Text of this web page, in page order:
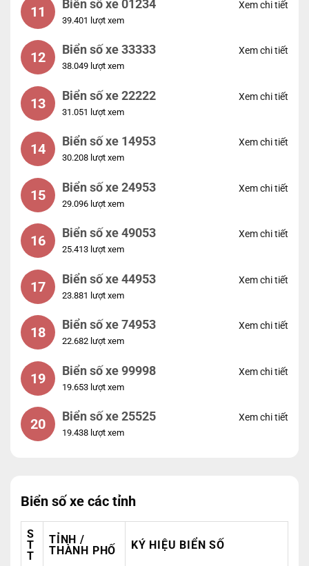
11 Biển số xe 01234
39.401 lượt xem
Xem chi tiết
12 Biển số xe 33333
38.049 lượt xem
Xem chi tiết
13 Biển số xe 22222
31.051 lượt xem
Xem chi tiết
14 Biển số xe 14953
30.208 lượt xem
Xem chi tiết
15 Biển số xe 24953
29.096 lượt xem
Xem chi tiết
16 Biển số xe 49053
25.413 lượt xem
Xem chi tiết
17 Biển số xe 44953
23.881 lượt xem
Xem chi tiết
18 Biển số xe 74953
22.682 lượt xem
Xem chi tiết
19 Biển số xe 99998
19.653 lượt xem
Xem chi tiết
20 Biển số xe 25525
19.438 lượt xem
Xem chi tiết
Biển số xe các tỉnh
S
T
T
TỈNH /
THÀNH PHỐ
KÝ HIỆU BIỂN SỐ